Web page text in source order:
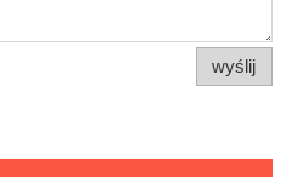
wyślij